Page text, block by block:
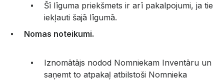
Šī līguma priekšmets ir arī pakalpojumi, ja tie
iekļauti šajā līgumā.
Nomas noteikumi.
Iznomātājs nodod Nomniekam Inventāru un
saņemt to atpakaļ atbilstoši Nomnieka